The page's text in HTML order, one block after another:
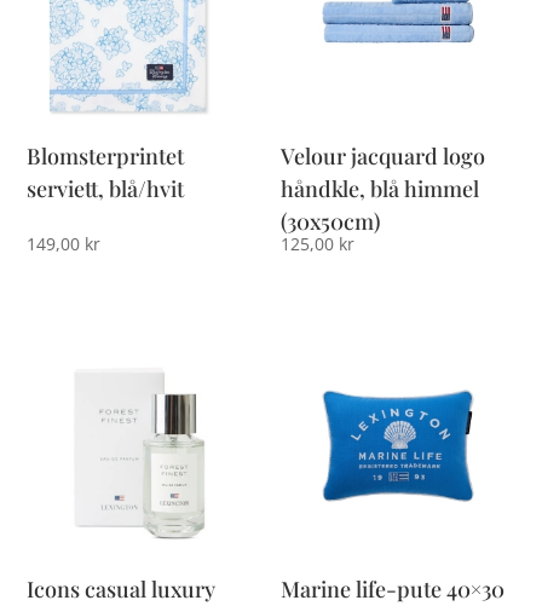
Blomsterprintet
serviett, blå/hvit
149,00 kr
Velour jacquard logo
håndkle, blå himmel
(30x50cm)
125,00 kr
Icons casual luxury
Marine life-pute 40×30